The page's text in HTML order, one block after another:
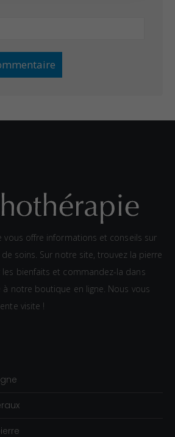
vous offre informations et conseils sur
soins. Sur notre site, trouvez la pierre
bienfaits et commandez-la dans
à notre boutique en ligne. Nous vous
visite !